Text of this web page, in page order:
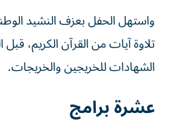
واستهل الحفل بعزف النشيد
تلاوة آيات من القرآن الكريم،
الشهادات للخريجين والخريجات.
عشرة برامج